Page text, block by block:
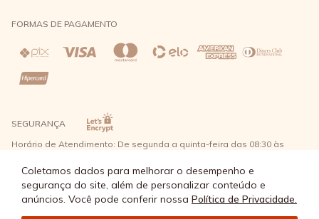
Coletamos dados para melhorar o desempenho e
segurança do site, além de personalizar conteúdo e
anúncios. Você pode conferir nossa Política de Privacidade.
Direito de Arrependimento
Política de Privacidade
FORMAS DE PAGAMENTO
SEGURANÇA
Horário de Atendimento: De segunda a quinta-feira das 08:30 às
nível 2 - Bairro Capuava Mauá - São Paulo, CEP: 09380-115 - Água
Doce Comércio de Roupas e Acessórios Ltda - CNPJ: 57.484.768/0064-
© Água Doce 2026 - Todos os direitos reservados